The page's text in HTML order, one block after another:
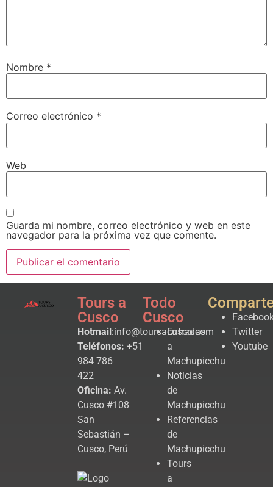
Nombre *
Correo electrónico *
Web
Guarda mi nombre, correo electrónico y web en este
navegador para la próxima vez que comente.
Tours a
Cusco
Hotmail:info@toursacusco.com
Teléfonos: +51
984 786
422
Oficina: Av.
Cusco #108
San
Sebastián –
Cusco, Perú
Todo
Cusco
Entradas
a
Machupicchu
Noticias
de
Machupicchu
Referencias
de
Machupicchu
Tours
a
Twitter
Youtube